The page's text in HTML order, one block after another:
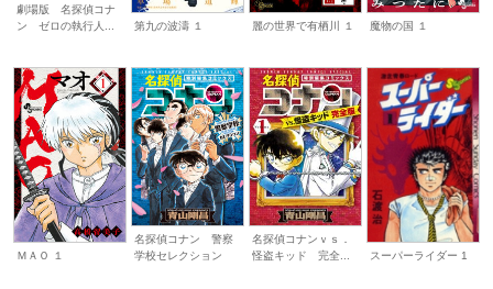
劇場版 名探偵コナ
ン ゼロの執行人...
第九の波濤 １ 麗の世界で有栖川 １ 魔物の国 １
ＭＡＯ １
名探偵コナン 警察
学校セレクション
名探偵コナンｖｓ．
怪盗キッド 完全...
スーパーライダー 1